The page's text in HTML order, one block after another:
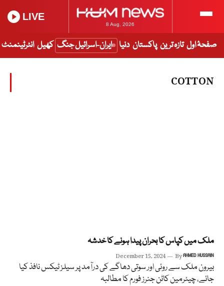
8 Aug, 2026
LIVE
صفحۂ اول تازہ ترین پاکستان دنیا ایران-اسرائیل جنگ کھیل انٹرٹینمنٹ
COTTON
ملک میں کپاس کا بحران پیدا ہونے کا خدشہ
December 15, 2024 ByAHMED HUSSAIN
بیرون ملک سے روئی اور سوتی دھاگے کی درآمد پر سیلز ٹیکس نافذ کیا
جائے، چیئرمین کاٹن جنرز فورم کا مطالبہ